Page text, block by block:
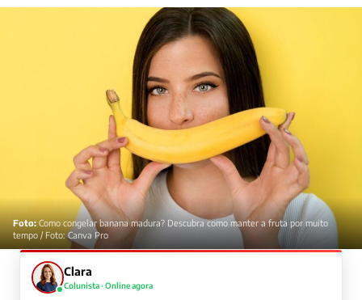
Foto: Como congelar banana madura? Descubra como manter a fruta por muito
tempo / Foto: Canva Pro
Clara
Colunista · Online agora